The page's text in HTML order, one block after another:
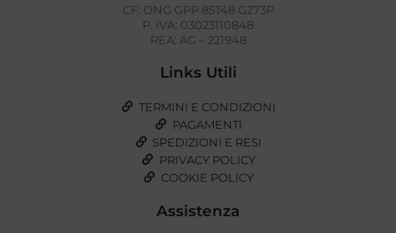
CF: DNG GPP 85T48 G273P
P. IVA: 03023110848
REA: AG – 221948
Links Utili
TERMINI E CONDIZIONI
PAGAMENTI
SPEDIZIONI E RESI
PRIVACY POLICY
COOKIE POLICY
Assistenza